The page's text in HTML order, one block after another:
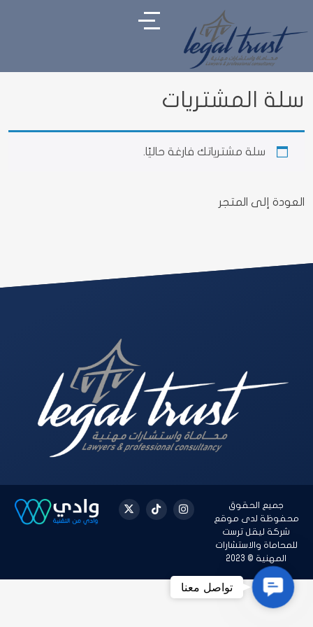
سلة المشتريات
سلة مشترياتك فارغة حاليًا.
العودة إلى المتجر
جميع الحقوق
محفوظة لدى موقع
شركة ليقل ترست
للمحاماة والاستشارات
المهنية © 2023
Contact Usتواصل معنا